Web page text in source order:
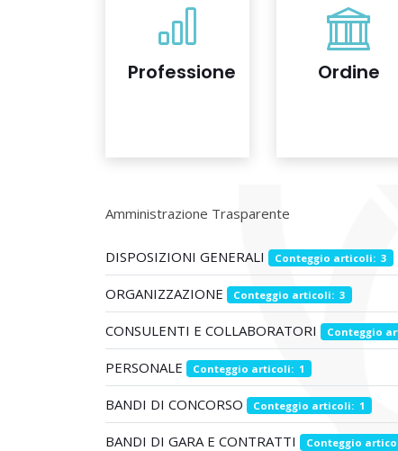
Professione Ordine
Amministrazione Trasparente
DISPOSIZIONI GENERALI Conteggio articoli: 3
ORGANIZZAZIONE Conteggio articoli: 3
CONSULENTI E COLLABORATORI Conteggio
PERSONALE Conteggio articoli: 1
BANDI DI CONCORSO Conteggio articoli: 1
BANDI DI GARA E CONTRATTI Conteggio